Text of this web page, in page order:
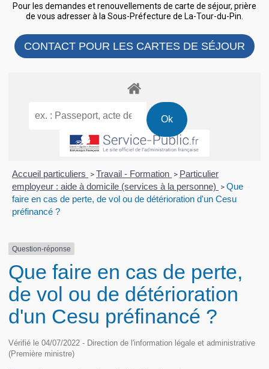
Pour les demandes et renouvellements de carte de séjour, prière
de vous adresser à la Sous-Préfecture de La-Tour-du-Pin.
CONTACT POUR LES CARTES DE SÉJOUR
Accueil particuliers > Travail - Formation > Particulier
employeur : aide à domicile (services à la personne) > Que
faire en cas de perte, de vol ou de détérioration d'un Cesu
préfinancé ?
Question-réponse
Que faire en cas de perte,
de vol ou de détérioration
d'un Cesu préfinancé ?
Vérifié le 04/07/2022 - Direction de l'information légale et administrative
(Première ministre)